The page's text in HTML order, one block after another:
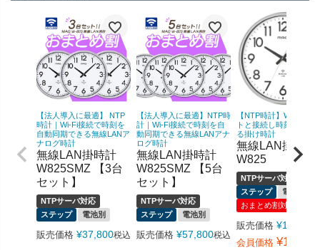
【法人導入に最適】 NTP
時計｜Wi-Fi接続で時刻を
自動同期できる無線LANア
ナログ時計
無線LAN掛時計
W825SMZ 【3台
セット】
NTPサーバ対応
ステップ
電池別
販売価格 ¥37,800税込
【法人導入に最適】NTP時
計｜Wi-Fi接続で時刻を自
動同期できる無線LANアナ
ログ時計
無線LAN掛時計
W825SMZ 【5台
セット】
NTPサーバ対応
ステップ
電池別
販売価格 ¥57,800税込
【NTP時計】Wi-Fiでネ
トと接続し時刻を同期
る掛け時計
無線LAN掛時計
W825
NTPサーバ対応
ステップ
電池別
おまとめ割対象
販売価格 ¥19,800
会員価格 ¥14,080